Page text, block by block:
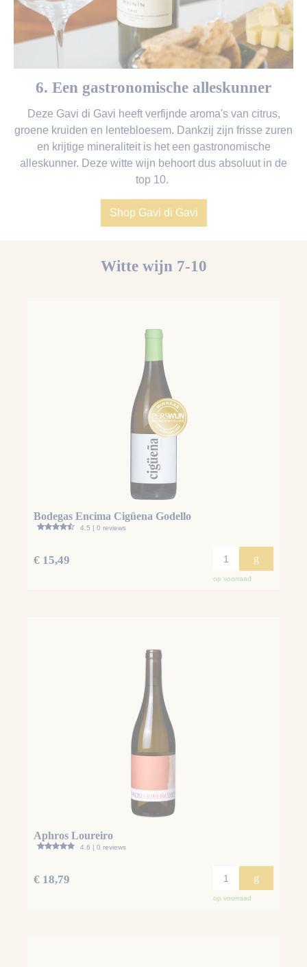
6. Een gastronomische alleskunner
Deze Gavi di Gavi heeft verfijnde aroma's van citrus,
groene kruiden en lentebloesem. Dankzij zijn frisse zuren
en krijtige mineraliteit is het een gastronomische
alleskunner. Deze witte wijn behoort dus absoluut in de
top 10.
Shop Gavi di Gavi
Witte wijn 7-10
Bodegas Encima Cigüena Godello
4.5 | 0 reviews
€ 15,49 g
op voorraad
Aphros Loureiro
4.6 | 0 reviews
€ 18,79 g
op voorraad